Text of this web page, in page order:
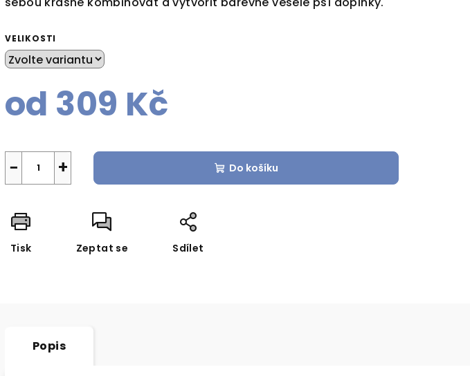
VELIKOSTI
od 309 Kč
cena:
+
− Do košíku
Tisk Zeptat se Sdílet
Popis